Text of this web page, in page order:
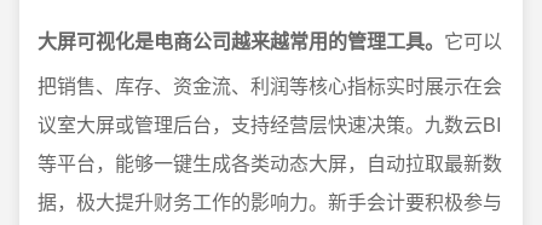
大屏可视化是电商公司越来越常用的管理工具。 它可以
把销售、库存、资金流、利润等核心指标实时展示在会
议室大屏或管理后台，支持经营层快速决策。九数云BI
等平台，能够一键生成各类动态大屏，自动拉取最新数
据，极大提升财务工作的影响力。新手会计要积极参与